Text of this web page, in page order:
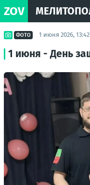
ZOV
ФОТО 1 июня 2026, 13:42
1 июня - День